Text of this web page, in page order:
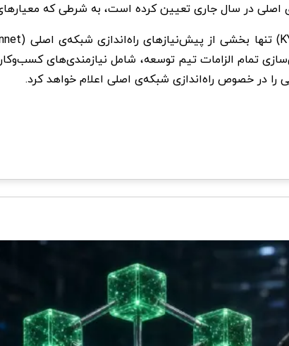
تمام الزامات تیم توسعه، شامل نیازمندی‌های
را در خصوص راه‌اندازی شبکه‌ی اصلی اعلام خواهد کرد.